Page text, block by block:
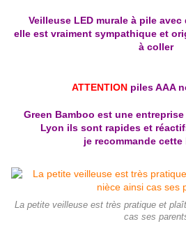
Veilleuse LED murale à pile
elle est vraiment sympathique et
à coller
ATTENTION piles AAA
Green Bamboo est une
Lyon ils sont rapides et
je recommande
La petite veilleuse est très pratique et
cas ses